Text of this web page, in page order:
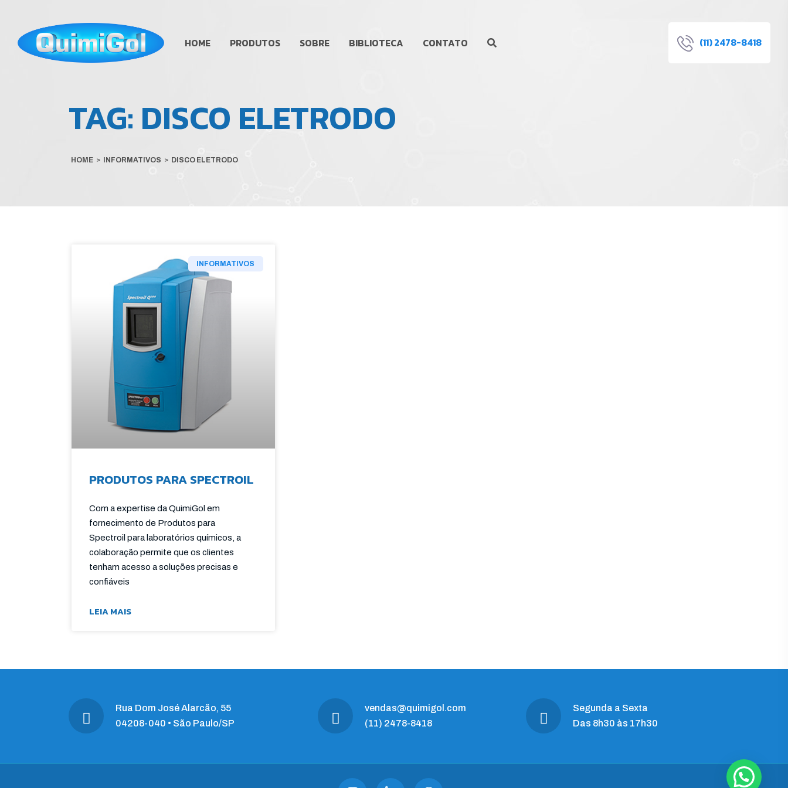
HOME PRODUTOS SOBRE BIBLIOTECA CONTATO (11) 2478-8418
TAG: DISCO ELETRODO
HOME > INFORMATIVOS > DISCO ELETRODO
INFORMATIVOS
PRODUTOS PARA SPECTROIL
Com a expertise da QuimiGol em
fornecimento de Produtos para
Spectroil para laboratórios químicos, a
colaboração permite que os clientes
tenham acesso a soluções precisas e
confiáveis
LEIA MAIS
Rua Dom José Alarcão, 55
04208-040 • São Paulo/SP
vendas@quimigol.com
(11) 2478-8418
Segunda a Sexta
Das 8h30 às 17h30